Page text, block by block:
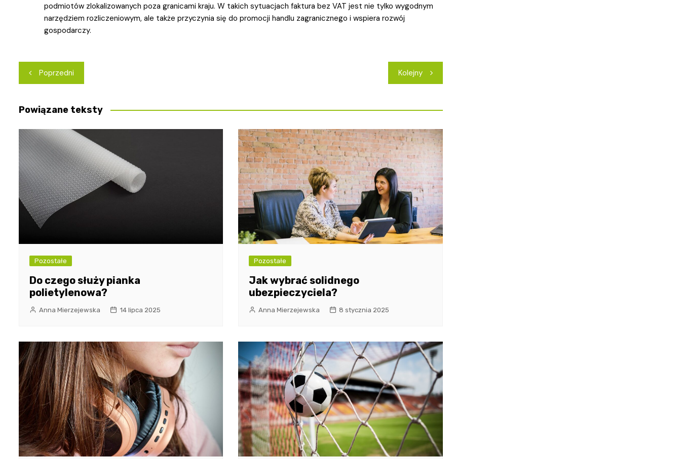
podmiotów zlokalizowanych poza granicami kraju. W takich sytuacjach faktura bez VAT jest nie tylko wygodnym
narzędziem rozliczeniowym, ale także przyczynia się do promocji handlu zagranicznego i wspiera rozwój
gospodarczy.
Nawigacja
wpisu
Poprzedni Kolejny
Powiązane teksty
Pozostałe
Do czego służy pianka
polietylenowa?
Anna Mierzejewska 14 lipca 2025
Pozostałe
Jak wybrać solidnego
ubezpieczyciela?
Anna Mierzejewska 8 stycznia 2025